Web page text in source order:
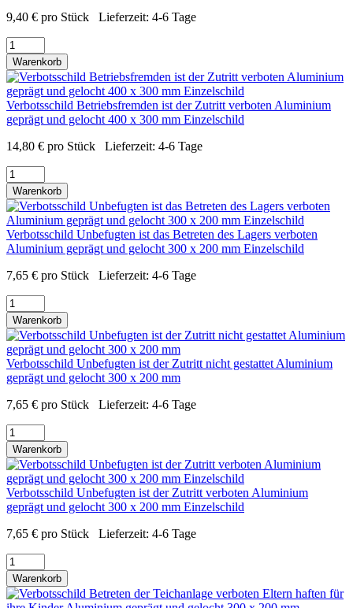
9,40 € pro Stück Lieferzeit: 4-6 Tage
Warenkorb
Verbotsschild Betriebsfremden ist der Zutritt verboten Aluminium
geprägt und gelocht 400 x 300 mm Einzelschild
14,80 € pro Stück Lieferzeit: 4-6 Tage
Warenkorb
Verbotsschild Unbefugten ist das Betreten des Lagers verboten
Aluminium geprägt und gelocht 300 x 200 mm Einzelschild
7,65 € pro Stück Lieferzeit: 4-6 Tage
Warenkorb
Verbotsschild Unbefugten ist der Zutritt nicht gestattet Aluminium
geprägt und gelocht 300 x 200 mm
7,65 € pro Stück Lieferzeit: 4-6 Tage
Warenkorb
Verbotsschild Unbefugten ist der Zutritt verboten Aluminium
geprägt und gelocht 300 x 200 mm Einzelschild
7,65 € pro Stück Lieferzeit: 4-6 Tage
Warenkorb